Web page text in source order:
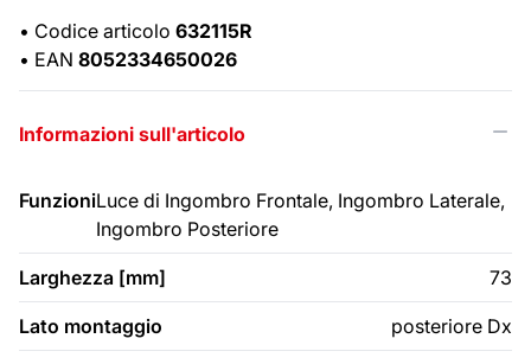
• Codice articolo 632115R
• EAN 8052334650026
Informazioni sull'articolo
FunzioniLuce di Ingombro Frontale, Ingombro Laterale,
Ingombro Posteriore
Larghezza [mm] 73
Lato montaggio posteriore Dx